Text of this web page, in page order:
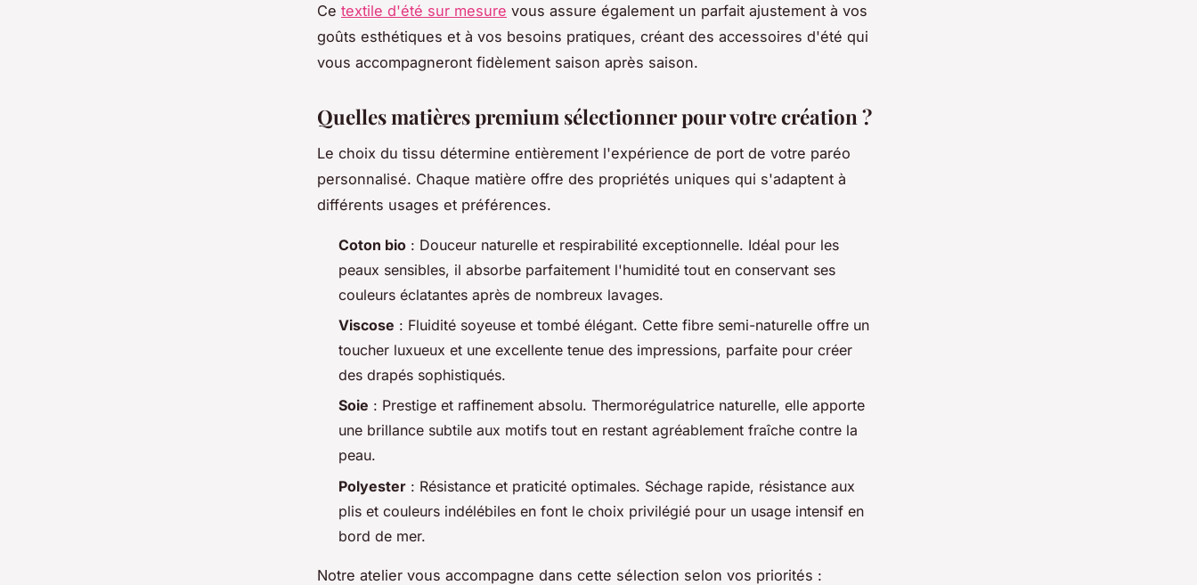
Ce textile d'été sur mesure vous assure également un parfait ajustement à vos
goûts esthétiques et à vos besoins pratiques, créant des accessoires d'été qui
vous accompagneront fidèlement saison après saison.
Quelles matières premium sélectionner pour votre création ?
Le choix du tissu détermine entièrement l'expérience de port de votre paréo
personnalisé. Chaque matière offre des propriétés uniques qui s'adaptent à
différents usages et préférences.
Coton bio : Douceur naturelle et respirabilité exceptionnelle. Idéal pour les
peaux sensibles, il absorbe parfaitement l'humidité tout en conservant ses
couleurs éclatantes après de nombreux lavages.
Viscose : Fluidité soyeuse et tombé élégant. Cette fibre semi-naturelle offre un
toucher luxueux et une excellente tenue des impressions, parfaite pour créer
des drapés sophistiqués.
Soie : Prestige et raffinement absolu. Thermorégulatrice naturelle, elle apporte
une brillance subtile aux motifs tout en restant agréablement fraîche contre la
peau.
Polyester : Résistance et praticité optimales. Séchage rapide, résistance aux
plis et couleurs indélébiles en font le choix privilégié pour un usage intensif en
bord de mer.
Notre atelier vous accompagne dans cette sélection selon vos priorités :